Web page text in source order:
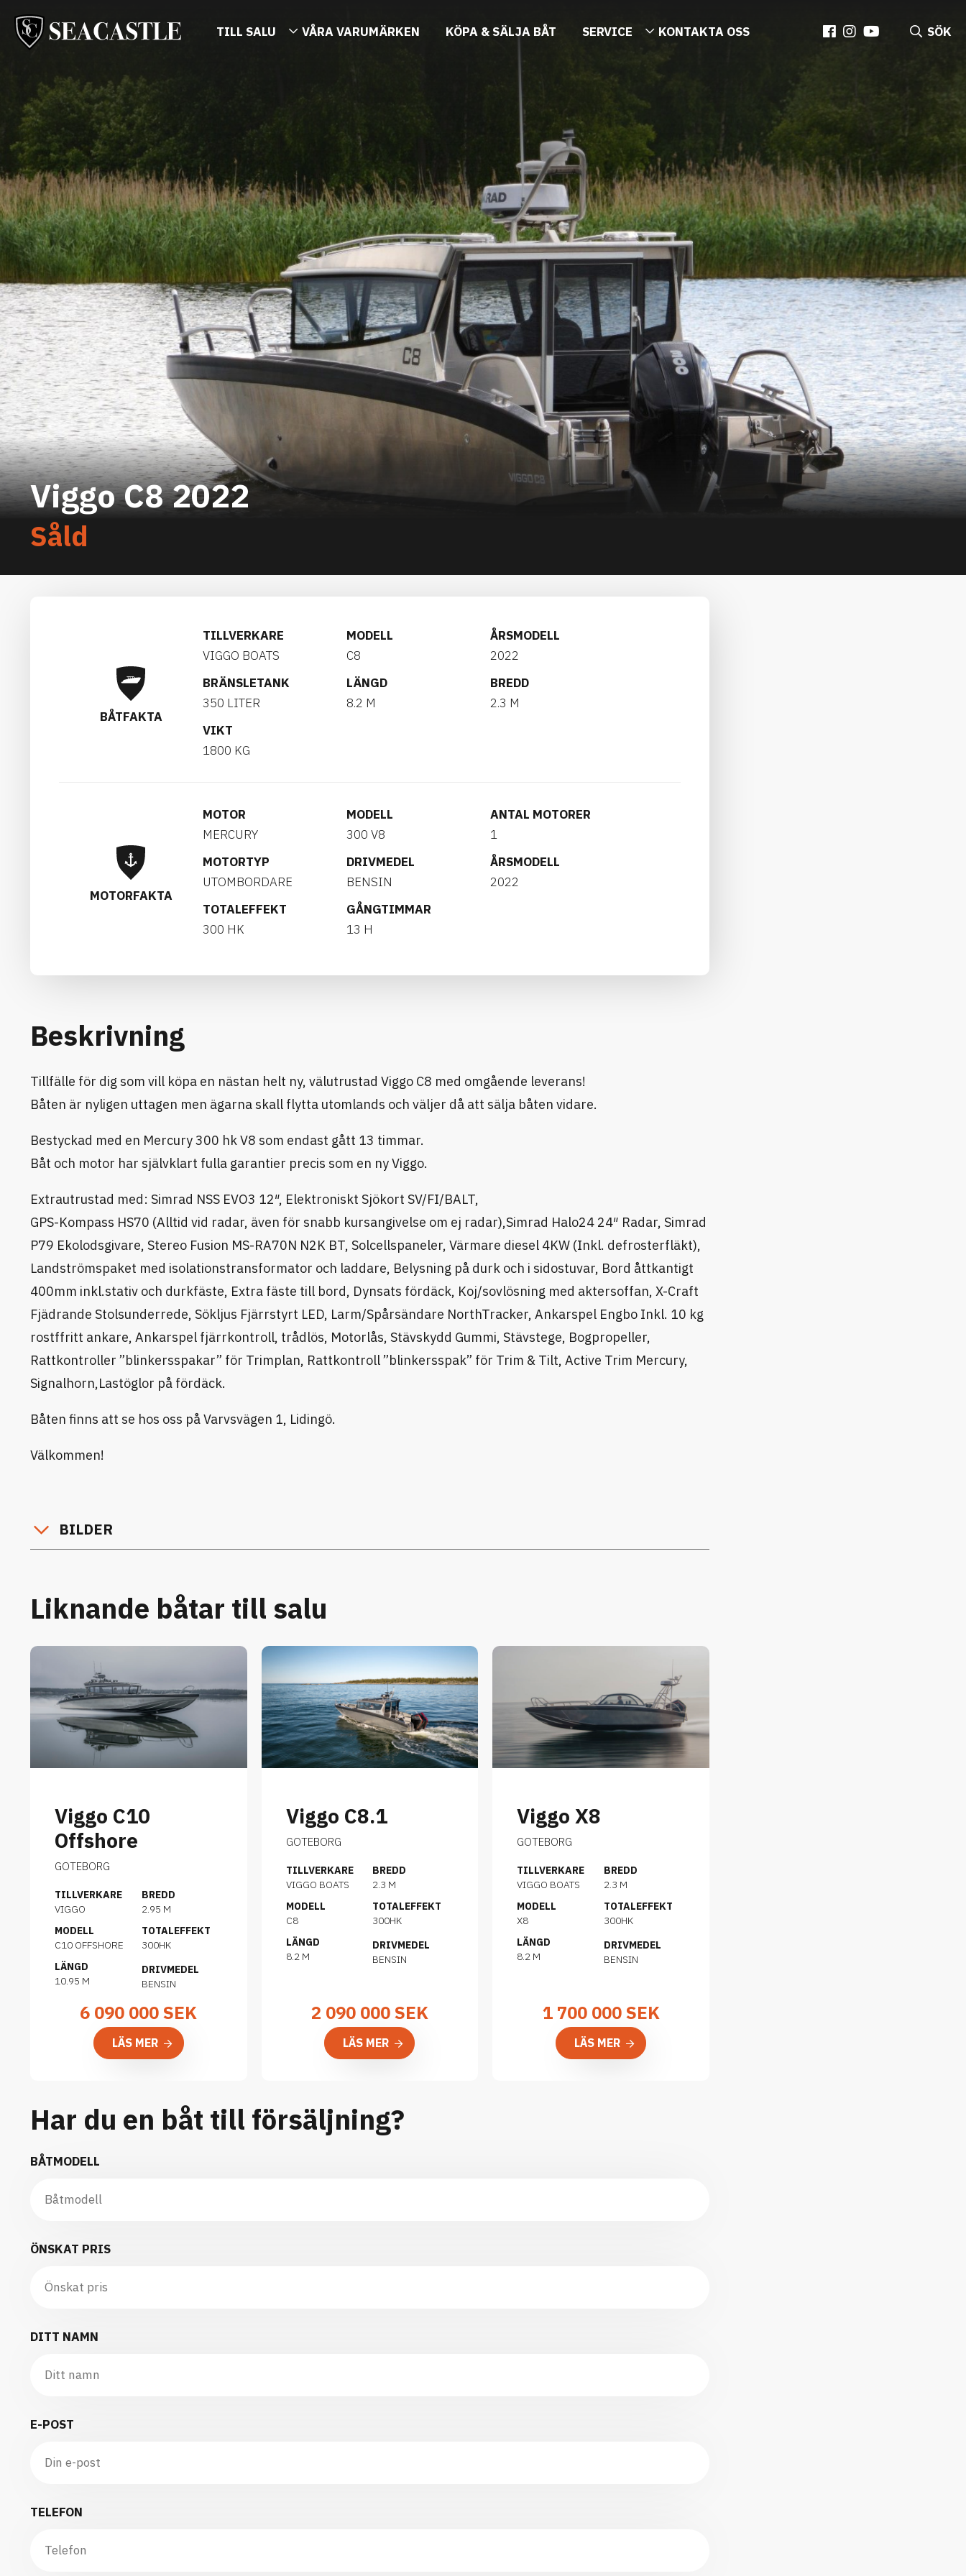
TILL SALU VÅRA VARUMÄRKEN KÖPA & SÄLJA BÅT SERVICE KONTAKTA OSS SÖK
Viggo C8 2022
Såld
BÅTFAKTA
TILLVERKARE
VIGGO BOATS
MODELL
C8
ÅRSMODELL
2022
BRÄNSLETANK
350 LITER
LÄNGD
8.2 M
BREDD
2.3 M
VIKT
1800 KG
MOTORFAKTA
MOTOR
MERCURY
MODELL
300 V8
ANTAL MOTORER
1
MOTORTYP
UTOMBORDARE
DRIVMEDEL
BENSIN
ÅRSMODELL
2022
TOTALEFFEKT
300 HK
GÅNGTIMMAR
13 H
Beskrivning
Tillfälle för dig som vill köpa en nästan helt ny, välutrustad Viggo C8 med omgående leverans!
Båten är nyligen uttagen men ägarna skall flytta utomlands och väljer då att sälja båten vidare.
Bestyckad med en Mercury 300 hk V8 som endast gått 13 timmar.
Båt och motor har självklart fulla garantier precis som en ny Viggo.
Extrautrustad med: Simrad NSS EVO3 12″, Elektroniskt Sjökort SV/FI/BALT,
GPS-Kompass HS70 (Alltid vid radar, även för snabb kursangivelse om ej radar),Simrad Halo24 24″ Radar, Simrad
P79 Ekolodsgivare, Stereo Fusion MS-RA70N N2K BT, Solcellspaneler, Värmare diesel 4KW (Inkl. defrosterfläkt),
Landströmspaket med isolationstransformator och laddare, Belysning på durk och i sidostuvar, Bord åttkantigt
400mm inkl.stativ och durkfäste, Extra fäste till bord, Dynsats fördäck, Koj/sovlösning med aktersoffan, X-Craft
Fjädrande Stolsunderrede, Sökljus Fjärrstyrt LED, Larm/Spårsändare NorthTracker, Ankarspel Engbo Inkl. 10 kg
rostffritt ankare, Ankarspel fjärrkontroll, trådlös, Motorlås, Stävskydd Gummi, Stävstege, Bogpropeller,
Rattkontroller ”blinkersspakar” för Trimplan, Rattkontroll ”blinkersspak” för Trim & Tilt, Active Trim Mercury,
Signalhorn,Lastöglor på fördäck.
Båten finns att se hos oss på Varvsvägen 1, Lidingö.
Välkommen!
BILDER
Liknande båtar till salu
Viggo C10
Offshore
GOTEBORG
TILLVERKARE
VIGGO
MODELL
C10 OFFSHORE
LÄNGD
10.95 M
BREDD
2.95 M
TOTALEFFEKT
300HK
DRIVMEDEL
BENSIN
6 090 000SEK
LÄS MER
Viggo C8.1
GOTEBORG
TILLVERKARE
VIGGO BOATS
MODELL
C8
LÄNGD
8.2 M
BREDD
2.3 M
TOTALEFFEKT
300HK
DRIVMEDEL
BENSIN
2 090 000SEK
LÄS MER
Viggo X8
GOTEBORG
TILLVERKARE
VIGGO BOATS
MODELL
X8
LÄNGD
8.2 M
BREDD
2.3 M
TOTALEFFEKT
300HK
DRIVMEDEL
BENSIN
1 700 000SEK
LÄS MER
Har du en båt till försäljning?
BÅTMODELL
ÖNSKAT PRIS
DITT NAMN
E-POST
TELEFON